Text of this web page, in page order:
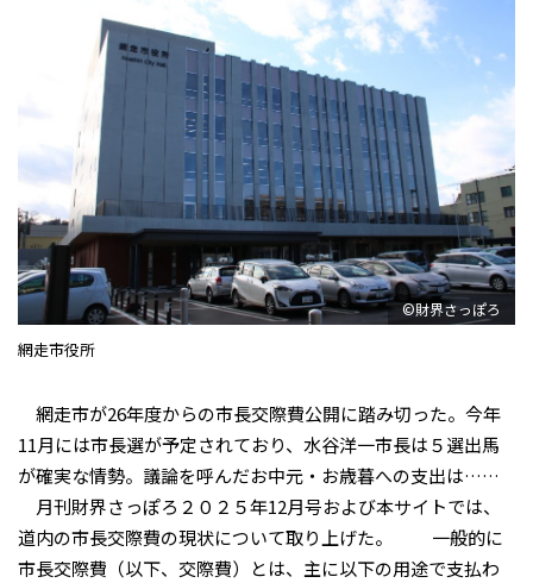
©財界さっぽろ
網走市役所
網走市が26年度からの市長交際費公開に踏み切った。今年
11月には市長選が予定されており、水谷洋一市長は５選出馬
が確実な情勢。議論を呼んだお中元・お歳暮への支出は……
月刊財界さっぽろ２０２５年12月号および本サイトでは、
道内の市長交際費の現状について取り上げた。 一般的に
市長交際費（以下、交際費）とは、主に以下の用途で支払わ